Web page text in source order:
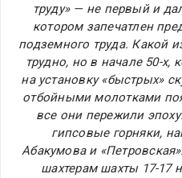
труду» — не первый и
котором запечатлен
подземного труда. Какой
трудно, но в начале 50-х,
на установку «быстрых»
отбойными молотками
все они пережили
гипсовые горняки,
Абакумова и
шахтерам шахты 17-17